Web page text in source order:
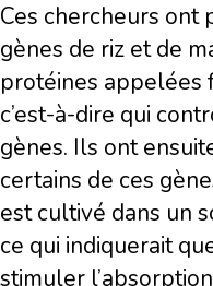
Ces chercheurs ont
gènes de riz et de
protéines appelées
c’est-à-dire qui
gènes. Ils ont
certains de ces
est cultivé dans un
ce qui indiquerait
stimuler